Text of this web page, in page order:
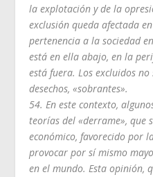
la explotación y de la
exclusión queda afectada
pertenencia a la sociedad
está en ella abajo, en la
está fuera. Los excluidos
desechos, «sobrantes».
54. En este contexto,
teorías del «derrame», que
económico, favorecido por
provocar por sí mismo
en el mundo. Esta opinión,